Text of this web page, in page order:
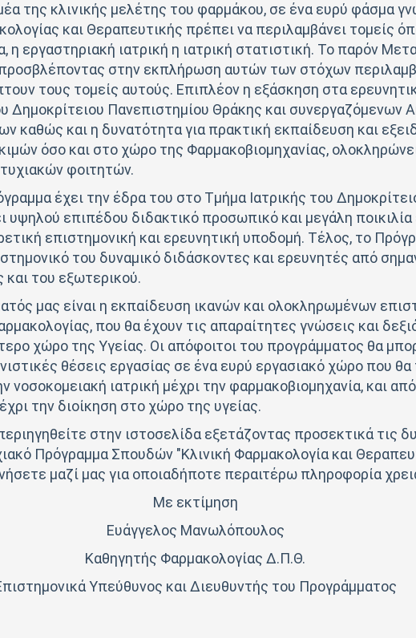
της κλινικής μελέτης του φαρμάκου, σε ένα ευρύ φάσμα
και Θεραπευτικής πρέπει να περιλαμβάνει τομείς
η εργαστηριακή ιατρική η ιατρική στατιστική. Το παρόν
στην εκπλήρωση αυτών των στόχων
τους τομείς αυτούς. Επιπλέον η εξάσκηση στα
Δημοκρίτειου Πανεπιστημίου Θράκης και συνεργαζόμενων
καθώς και η δυνατότητα για πρακτική εκπαίδευση και
όσο και στο χώρο της Φαρμακοβιομηχανίας,
φοιτητών.
έχει την έδρα του στο Τμήμα Ιατρικής του
υψηλού επιπέδου διδακτικό προσωπικό και μεγάλη
επιστημονική και ερευνητική υποδομή. Τέλος, το
του δυναμικό διδάσκοντες και ερευνητές από
και του εξωτερικού.
μας είναι η εκπαίδευση ικανών και ολοκληρωμένων
που θα έχουν τις απαραίτητες γνώσεις και
χώρο της Υγείας. Οι απόφοιτοι του προγράμματος θα
θέσεις εργασίας σε ένα ευρύ εργασιακό χώρο που
νοσοκομειακή ιατρική μέχρι την φαρμακοβιομηχανία, και
την διοίκηση στο χώρο της υγείας.
στην ιστοσελίδα εξετάζοντας προσεκτικά τις
Πρόγραμμα Σπουδών "Κλινική Φαρμακολογία και
μαζί μας για οποιαδήποτε περαιτέρω πληροφορία
Με εκτίμηση
Ευάγγελος Μανωλόπουλος
Καθηγητής Φαρμακολογίας Δ.Π.Θ.
Υπεύθυνος και Διευθυντής του Προγράμματος